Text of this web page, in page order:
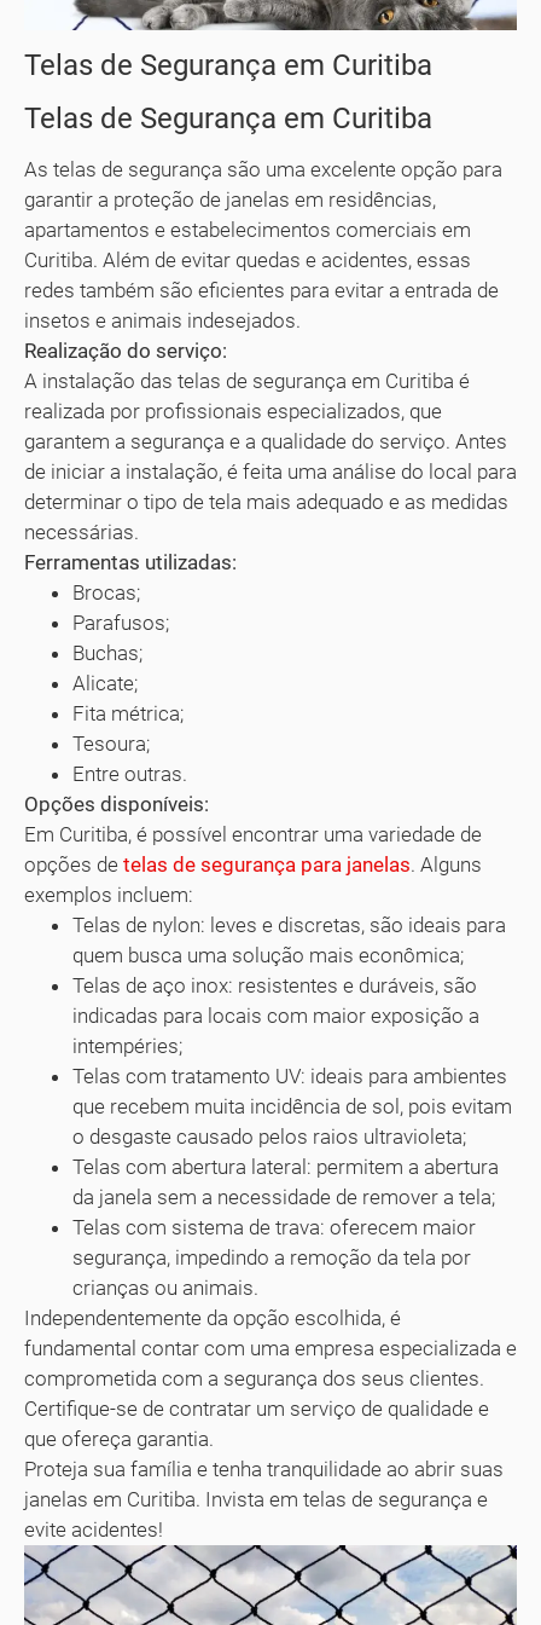
Telas de Segurança em Curitiba
Telas de Segurança em Curitiba
As telas de segurança são uma excelente opção para
garantir a proteção de janelas em residências,
apartamentos e estabelecimentos comerciais em
Curitiba. Além de evitar quedas e acidentes, essas
redes também são eficientes para evitar a entrada de
insetos e animais indesejados.
Realização do serviço:
A instalação das telas de segurança em Curitiba é
realizada por profissionais especializados, que
garantem a segurança e a qualidade do serviço. Antes
de iniciar a instalação, é feita uma análise do local para
determinar o tipo de tela mais adequado e as medidas
necessárias.
Ferramentas utilizadas:
Brocas;
Parafusos;
Buchas;
Alicate;
Fita métrica;
Tesoura;
Entre outras.
Opções disponíveis:
Em Curitiba, é possível encontrar uma variedade de
opções de telas de segurança para janelas. Alguns
exemplos incluem:
Telas de nylon: leves e discretas, são ideais para
quem busca uma solução mais econômica;
Telas de aço inox: resistentes e duráveis, são
indicadas para locais com maior exposição a
intempéries;
Telas com tratamento UV: ideais para ambientes
que recebem muita incidência de sol, pois evitam
o desgaste causado pelos raios ultravioleta;
Telas com abertura lateral: permitem a abertura
da janela sem a necessidade de remover a tela;
Telas com sistema de trava: oferecem maior
segurança, impedindo a remoção da tela por
crianças ou animais.
Independentemente da opção escolhida, é
fundamental contar com uma empresa especializada e
comprometida com a segurança dos seus clientes.
Certifique-se de contratar um serviço de qualidade e
que ofereça garantia.
Proteja sua família e tenha tranquilidade ao abrir suas
janelas em Curitiba. Invista em telas de segurança e
evite acidentes!